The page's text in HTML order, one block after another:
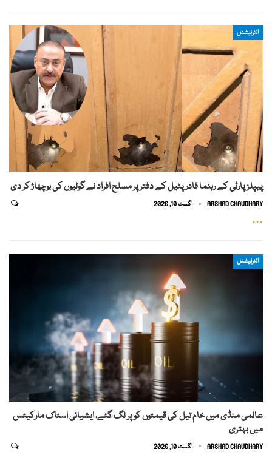
انٹرنیشنل
پیپلز پارٹی کے رہنما قادر پٹیل کے دفتر پر مسلح افراد نے گولیوں کی بوچھاڑ کر دی
ARSHAD CHAUDHARY اگست 10, 2026
…
انٹرنیشنل
عالمی منڈی میں خام تیل کی قیمتوں کو پر لگ گئے، ایشیائی اسٹاک مارکیٹس
میں بہتری
ARSHAD CHAUDHARY اگست 10, 2026